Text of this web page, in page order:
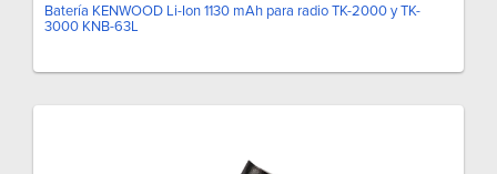
Batería KENWOOD Li-Ion 1130 mAh para radio TK-2000 y TK-
3000 KNB-63L